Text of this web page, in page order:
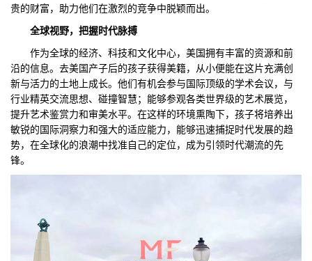
贵的财富，助力他们在激烈的竞争中脱颖而出。
全球视野，把握时代脉搏
作为全球的经济、科技和文化中心，美国拥有丰富的资源和前
沿的信息。去美国产子后的孩子获得美籍，从小便能在这片充满创
新与活力的土地上成长。他们有机会参与国际顶级的学术会议，与
行业精英交流思想、碰撞智慧；能够参观各类世界级的艺术展览，
提升艺术鉴赏力和审美水平。在这样的环境熏陶下，孩子将培养出
敏锐的国际洞察力和强大的适应能力，能够迅速捕捉时代发展的趋
势，在全球化的浪潮中找准自己的定位，成为引领时代潮流的先
锋。